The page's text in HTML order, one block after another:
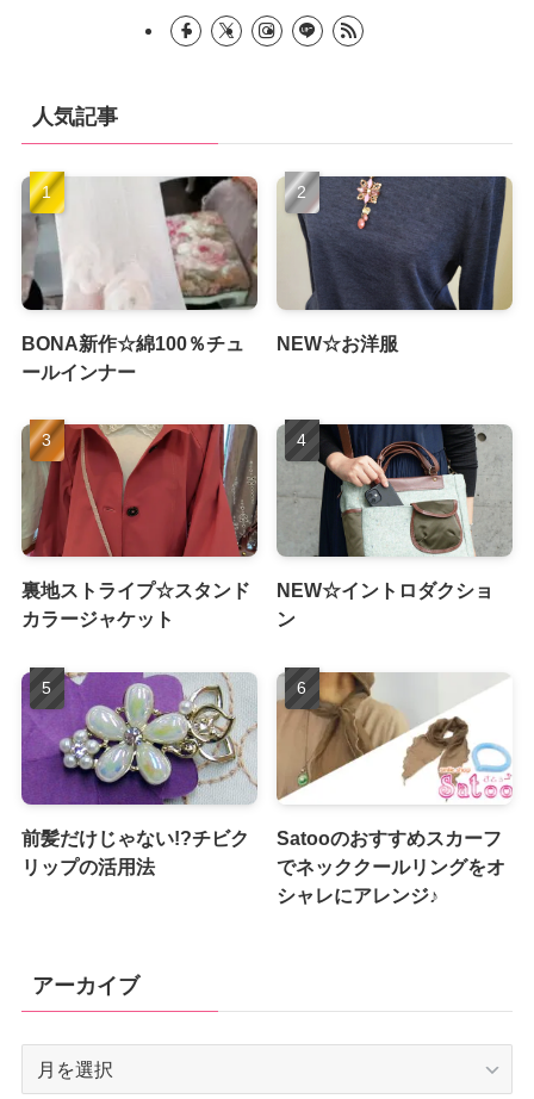
人気記事
BONA新作☆綿100％チュ
ールインナー
NEW☆お洋服
裏地ストライプ☆スタンド
カラージャケット
NEW☆イントロダクショ
ン
前髪だけじゃない!?チビク
リップの活用法
Satooのおすすめスカーフ
でネッククールリングをオ
シャレにアレンジ♪
アーカイブ